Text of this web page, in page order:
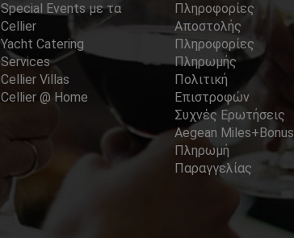
Special Events με τα
Cellier
Yacht Catering
Services
Cellier Villas
Cellier @ Home
Πληροφορίες
Αποστολής
Πληροφορίες
Πληρωμής
Πολιτική
Επιστροφών
Συχνές Ερωτήσεις
Aegean Miles+Bonus
Πληρωμή
Παραγγελίας